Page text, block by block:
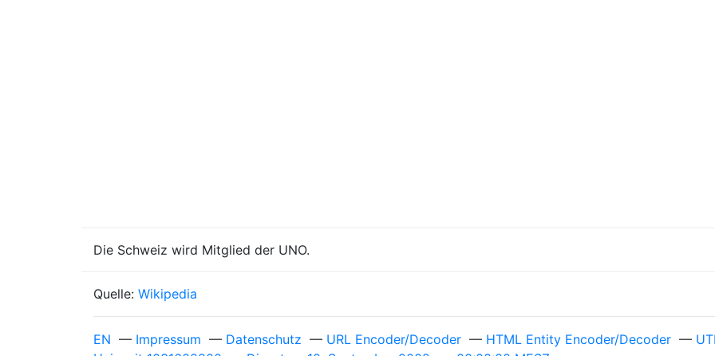
Die Schweiz wird Mitglied der UNO.
Quelle: Wikipedia
EN — Impressum — Datenschutz — URL Encoder/Decoder — HTML Entity Encoder/Decoder —